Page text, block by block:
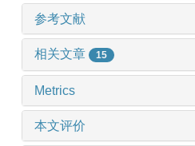
参考文献
相关文章 15
Metrics
本文评价